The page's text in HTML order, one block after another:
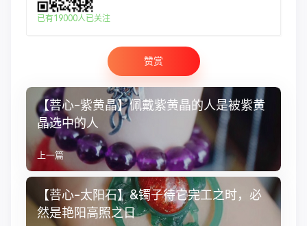
已有19000人已关注
赞赏
【菩心-紫黄晶】佩戴紫黄晶的人是被紫黄
晶选中的人
上一篇
【菩心-太阳石】&镯子待它完工之时，必
然是艳阳高照之日